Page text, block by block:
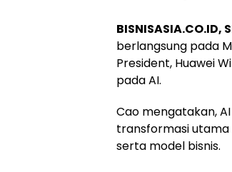
BISNISASIA.CO.ID,
berlangsung pada
President, Huawei
pada AI.
Cao mengatakan,
transformasi utama
serta model bisnis.